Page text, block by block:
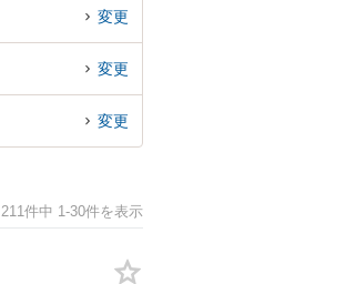
変更
変更
変更
211件中 1-30件を表示